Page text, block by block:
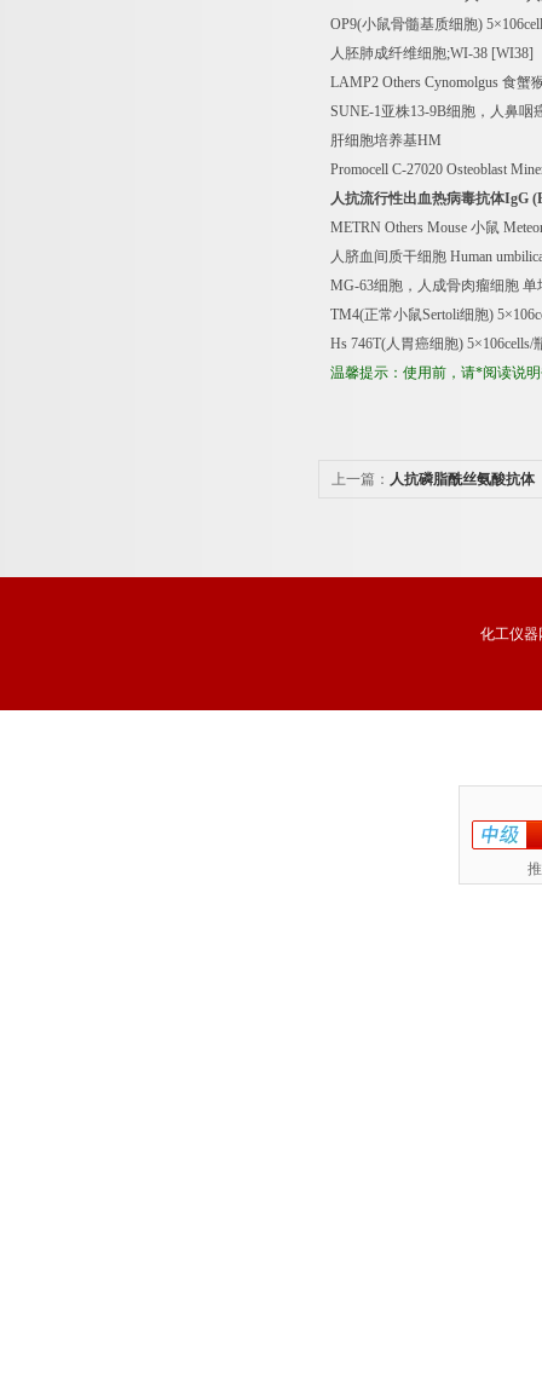
OP9(小鼠骨髓基质细胞) 5×
人胚肺成纤维细胞;WI-38 [WI38]
LAMP2 Others Cynomolgus 食蟹
SUNE-1亚株13-9B细胞，人鼻咽
肝细胞培养基HM
Promocell C-27020 Osteoblast
人抗流行性出血热病毒抗体IgG
METRN Others Mouse 小鼠
人脐血间质干细胞 Human
MG-63细胞，人成骨肉瘤细胞 单
TM4(正常小鼠Sertoli细胞) 5×
Hs 746T(人胃癌细胞) 5×106cells/
温馨提示：使用前，请*阅读说
上一篇： 人抗磷脂酰丝氨酸抗体
化工仪器